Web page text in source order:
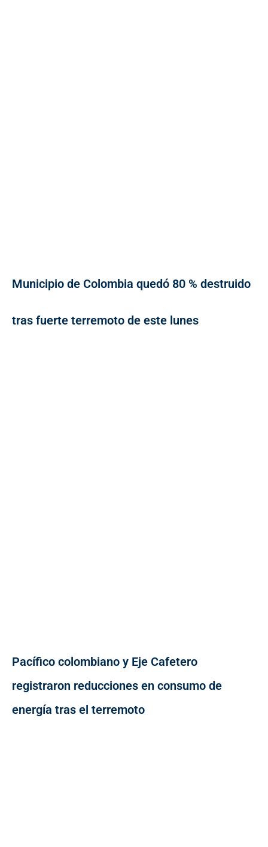
Municipio de Colombia quedó 80 % destruido
tras fuerte terremoto de este lunes
Pacífico colombiano y Eje Cafetero
registraron reducciones en consumo de
energía tras el terremoto